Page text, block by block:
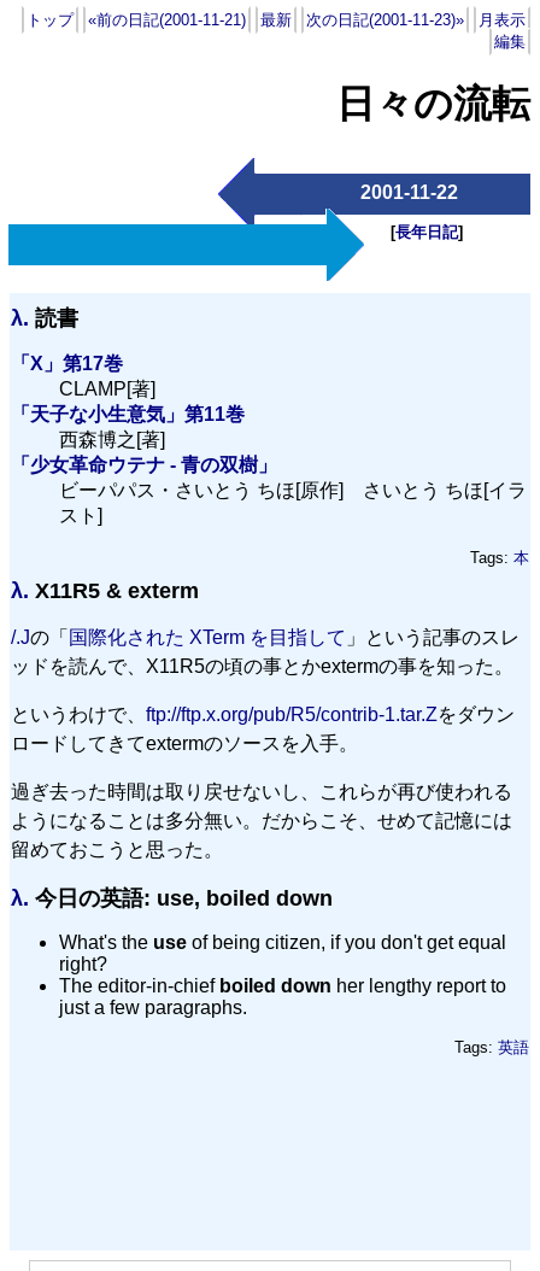
トップ «前の日記(2001-11-21) 最新 次の日記(2001-11-23)»
月表示
編集
日々の流転
2001-11-22
[長年日記]
λ. 読書
「X」第17巻
CLAMP[著]
「天子な小生意気」第11巻
西森博之[著]
「少女革命ウテナ - 青の双樹」
ビーパパス・さいとう ちほ[原作] さいとう ちほ[イラ
スト]
Tags: 本
λ. X11R5 & exterm
/.Jの「 国際化された XTerm を目指して 」という記事のスレ
ッドを読んで、X11R5の頃の事とかextermの事を知った。
というわけで、 ftp://ftp.x.org/pub/R5/contrib-1.tar.Zをダウン
ロードしてきてextermのソースを入手。
過ぎ去った時間は取り戻せないし、これらが再び使われる
ようになることは多分無い。だからこそ、せめて記憶には
留めておこうと思った。
λ. 今日の英語: use, boiled down
What's the use of being citizen, if you don't get equal
right?
The editor-in-chief boiled down her lengthy report to
just a few paragraphs.
Tags: 英語